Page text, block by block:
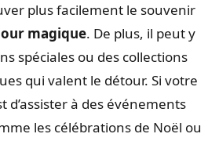
plus facilement le souvenir
magique. De plus, il peut y
spéciales ou des collections
qui valent le détour. Si votre
d’assister à des événements
les célébrations de Noël ou